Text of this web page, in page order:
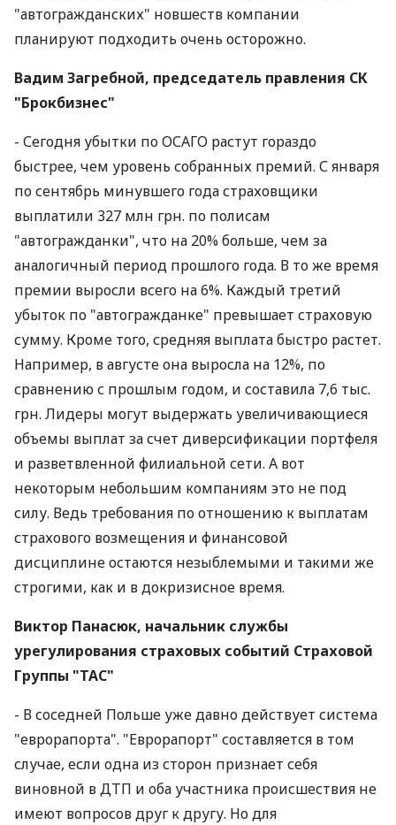
"автогражданских" новшеств компании
планируют подходить очень осторожно.
Вадим Загребной, председатель правления СК
"Брокбизнес"
- Сегодня убытки по ОСАГО растут гораздо
быстрее, чем уровень собранных премий. С января
по сентябрь минувшего года страховщики
выплатили 327 млн грн. по полисам
"автогражданки", что на 20% больше, чем за
аналогичный период прошлого года. В то же время
премии выросли всего на 6%. Каждый третий
убыток по "автогражданке" превышает страховую
сумму. Кроме того, средняя выплата быстро растет.
Например, в августе она выросла на 12%, по
сравнению с прошлым годом, и составила 7,6 тыс.
грн. Лидеры могут выдержать увеличивающиеся
объемы выплат за счет диверсификации портфеля
и разветвленной филиальной сети. А вот
некоторым небольшим компаниям это не под
силу. Ведь требования по отношению к выплатам
страхового возмещения и финансовой
дисциплине остаются незыблемыми и такими же
строгими, как и в докризисное время.
Виктор Панасюк, начальник службы
урегулирования страховых событий Страховой
Группы "ТАС"
- В соседней Польше уже давно действует система
"еврорапорта". "Евро­рапорт" составляется в том
случае, если одна из сторон признает себя
виновной в ДТП и оба участника происшествия не
имеют вопросов друг к другу. Но для